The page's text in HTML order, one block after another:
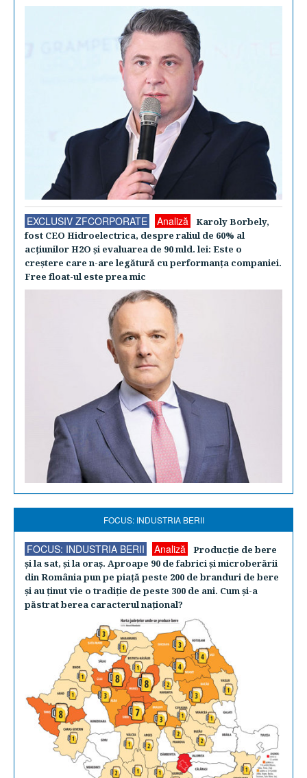
EXCLUSIV ZFCORPORATE Analiză
Karoly Borbely,
fost CEO Hidroelectrica, despre raliul de 60% al
acţiunilor H2O şi evaluarea de 90 mld. lei: Este o
creştere care n-are legătură cu performanţa companiei.
Free float-ul este prea mic
FOCUS: INDUSTRIA BERII
FOCUS: INDUSTRIA BERII Analiză
Producţie de bere
şi la sat, şi la oraş. Aproape 90 de fabrici şi microberării
din România pun pe piaţă peste 200 de branduri de bere
şi au ţinut vie o tradiţie de peste 300 de ani. Cum şi-a
păstrat berea caracterul naţional?